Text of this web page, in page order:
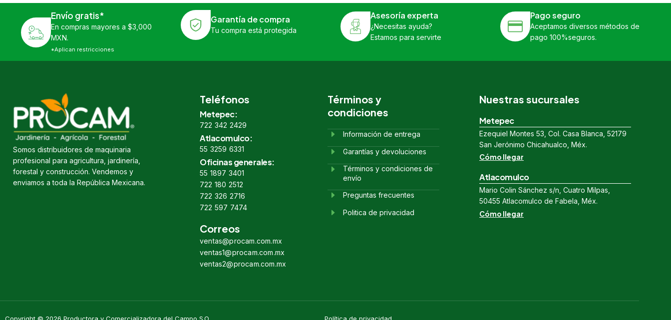
Envío gratis*
En compras mayores a $3,000
MXN.
*Aplican restricciones
Garantía de compra
Tu compra está protegida
Asesoría experta
¿Necesitas ayuda?
Estamos para servirte
Pago seguro
Aceptamos diversos métodos de
pago 100%seguros.
Somos distribuidores de maquinaria
profesional para agricultura, jardinería,
forestal y construcción. Vendemos y
enviamos a toda la República Mexicana.
Teléfonos
Metepec:
722 342 2429
Atlacomulco:
55 3259 6331
Oficinas generales:
55 1897 3401
722 180 2512
722 326 2716
722 597 7474
Correos
ventas@procam.com.mx
ventas1@procam.com.mx
ventas2@procam.com.mx
Términos y
condiciones
Información de entrega
Garantías y devoluciones
Términos y condiciones de
envío
Preguntas frecuentes
Politica de privacidad
Nuestras sucursales
Metepec
Ezequiel Montes 53, Col. Casa Blanca, 52179
San Jerónimo Chicahualco, Méx.
Cómo llegar
Atlacomulco
Mario Colin Sánchez s/n, Cuatro Milpas,
50455 Atlacomulco de Fabela, Méx.
Cómo llegar
Copyright © 2026 Productora y Comercializadora del Campo S.O. Política de privacidad